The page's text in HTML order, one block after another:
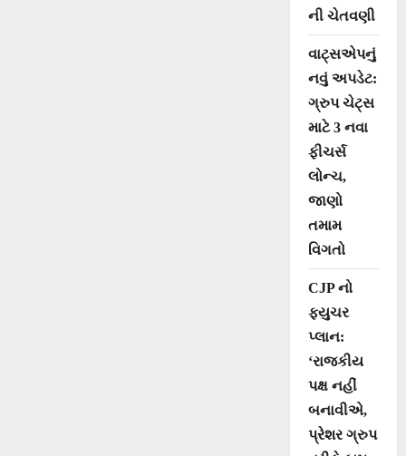
ની ચેતવણી
વાટ્સએપનું
નવું અપડેટ:
ગ્રુપ ચેટ્સ
માટે 3 નવા
ફીચર્સ
લોન્ચ,
જાણો
તમામ
વિગતો
CJP નો
ફ્યુચર
પ્લાન:
‘રાજકીય
પક્ષ નહીં
બનાવીએ,
પ્રેશર ગ્રુપ